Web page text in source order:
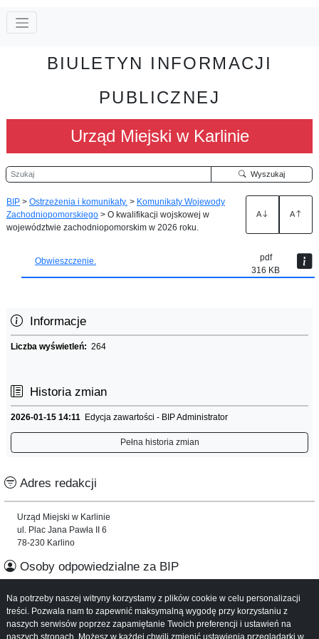
BIULETYN INFORMACJI
PUBLICZNEJ
Urząd Miejski w Karlinie
Szukaj Wyszukaj
BIP > Ostrzeżenia i komunikaty. > Komunikaty Wojewody
Zachodniopomorskiego > O kwalifikacji wojskowej w
województwie zachodniopomorskim w 2026 roku.
A A
Obwieszczenie.
pdf
316 KB
Informacje
Liczba wyświetleń: 264
Historia zmian
2026-01-15 14:11 Edycja zawartości - BIP Administrator
Pełna historia zmian
Adres redakcji
Urząd Miejski w Karlinie
ul. Plac Jana Pawła II 6
78-230 Karlino
Osoby odpowiedzialne za BIP
Informacje o serwisie
Mapa serwisu
Na potrzeby naszej witryny korzystamy z plików cookie w celu personalizacji
treści. Pozwala nam to zapewnić maksymalną wygodę przy korzystaniu z
naszych serwisów poprzez zapamiętanie Twoich preferencji i ustawień na
naszych stronach. Możesz w każdej chwili zmienić ustawienia przeglądarki w